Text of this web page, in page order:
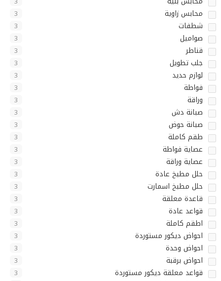
محابس زاوية 3
شطفات 3
صواميل 3
قناطر 3
جلب تطويل 3
لوازم حديد 3
فواطة 3
وراقة 3
صبانة دش 3
صبانة حوض 3
طقم كاملة 3
عصاية فواطة 3
عصاية وراقة 3
حلل مطبخ عادة 3
حلل مطبخ اسمارت 3
قاعدة معلقة 3
قواعد عادة 3
اطقم كاملة 3
احواض ديكور مستوردة 3
احواض وحدة 3
احواض برقبة 3
قواعد معلقة ديكور مستوردة 3